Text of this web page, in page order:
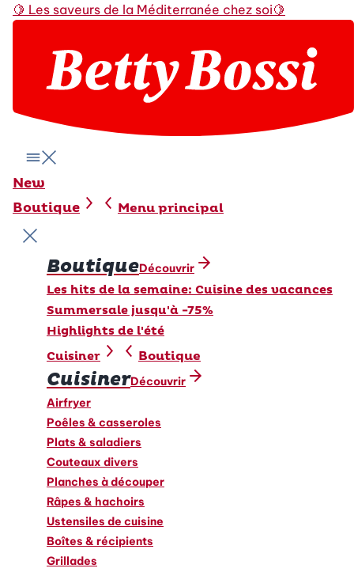
🍋 Les saveurs de la Méditerranée chez soi🍋
Menu
Menu principal
New
Boutique
Menu principal
Fermer le menu
BoutiqueDécouvrir
Les hits de la semaine: Cuisine des vacances
Summersale jusqu'à -75%
Highlights de l'été
Cuisiner
Boutique
CuisinerDécouvrir
Airfryer
Poêles & casseroles
Plats & saladiers
Couteaux divers
Planches à découper
Râpes & hachoirs
Ustensiles de cuisine
Boîtes & récipients
Grillades